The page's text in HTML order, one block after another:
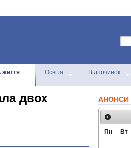
життя Освіта Відпочинок
двох
АНОНСИ
Пн Вт